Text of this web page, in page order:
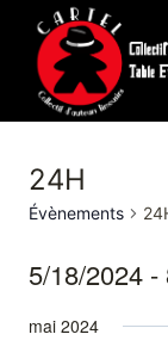
contenu
24H
Évènements
5/18/2024 -
une
mai 2024